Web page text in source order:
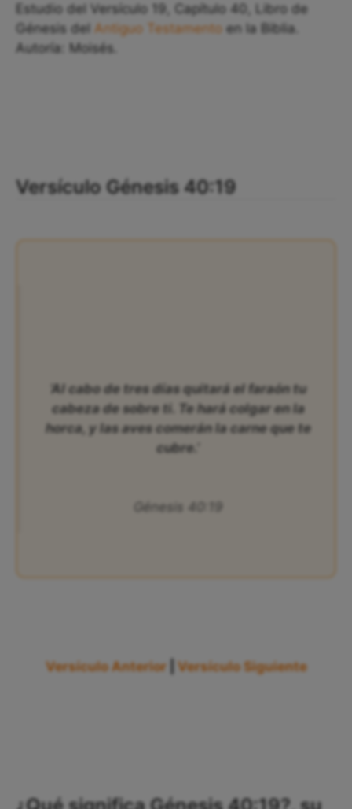
Estudio del Versículo 19, Capítulo 40, Libro de
Génesis del Antiguo Testamento en la Biblia.
Autoría: Moisés.
Versículo Génesis 40:19
‘Al cabo de tres días quitará el faraón tu
cabeza de sobre ti. Te hará colgar en la
horca, y las aves comerán la carne que te
cubre.’
Génesis 40:19
Versículo Anterior Versículo Siguiente